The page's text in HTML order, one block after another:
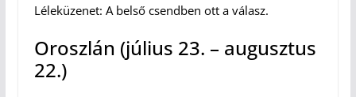
Léleküzenet: A belső csendben ott a válasz.
Oroszlán (július 23. – augusztus
22.)